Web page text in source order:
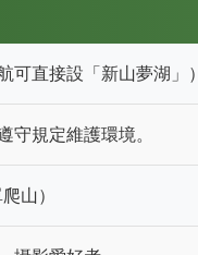
可直接設「新山夢湖」）
守規定維護環境。
山）